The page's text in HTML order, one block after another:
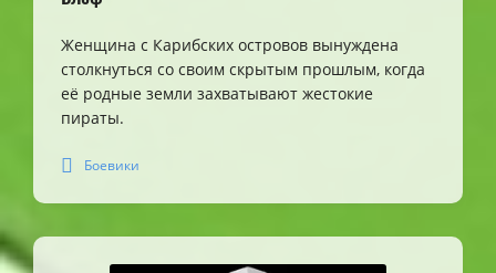
Женщина с Карибских островов вынуждена
столкнуться со своим скрытым прошлым, когда
её родные земли захватывают жестокие
пираты.
Боевики